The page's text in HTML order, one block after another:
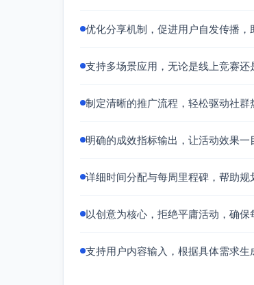
优化分享机制，促进用户自发传播，
支持多场景应用，无论是线上竞赛还
制定清晰的推广流程，轻松驱动社群
明确的成效指标输出，让活动效果一
详细时间分配与每周里程碑，帮助规
以创意为核心，拒绝平庸活动，确保
支持用户内容输入，根据具体需求生